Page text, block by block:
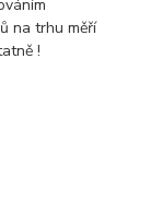
na trhu měří
!